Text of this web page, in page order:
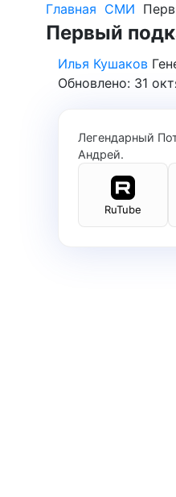
Главная СМИ
Первый
Илья Кушаков
Обновлено: 31
Легендарный
Андрей.
RuTube